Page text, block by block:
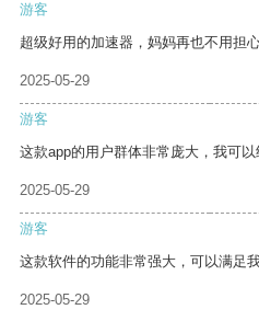
游客
超级好用的加速器，妈妈再也不用担
2025-05-29
游客
这款app的用户群体非常庞大，我可以
2025-05-29
游客
这款软件的功能非常强大，可以满足
2025-05-29